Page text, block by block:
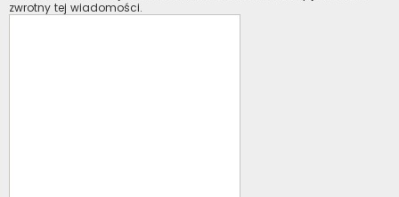
zwrotny tej wiadomości.